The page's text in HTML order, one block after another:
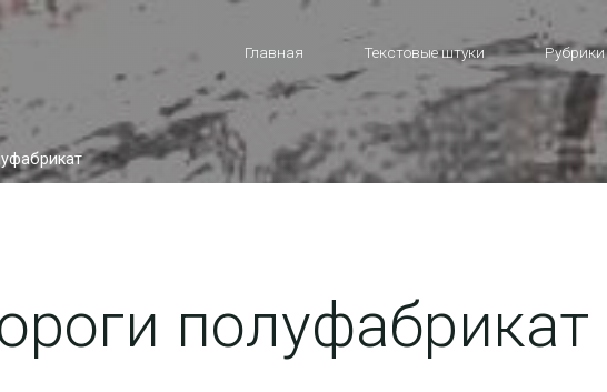
Главная Текстовые штуки Рубрики
полуфабрикат